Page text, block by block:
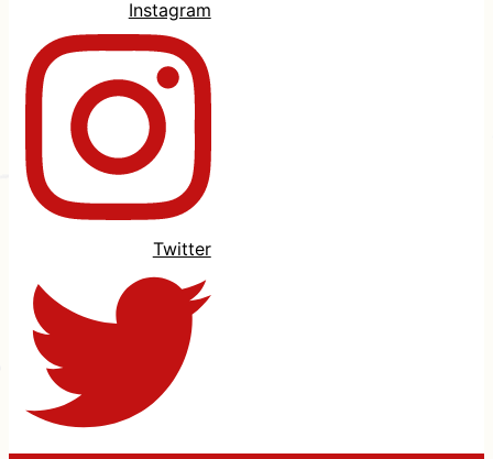
Instagram
Twitter